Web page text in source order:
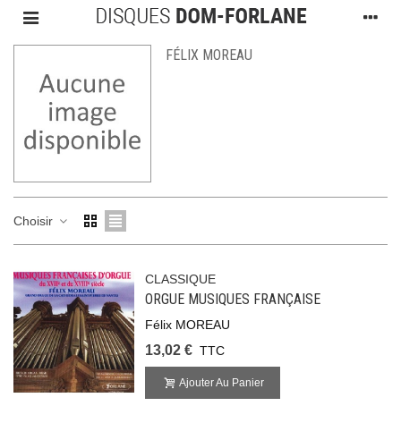
FÉLIX MOREAU
Choisir
CLASSIQUE
ORGUE MUSIQUES FRANÇAISE
Félix MOREAU
13,02 € TTC
Ajouter Au Panier